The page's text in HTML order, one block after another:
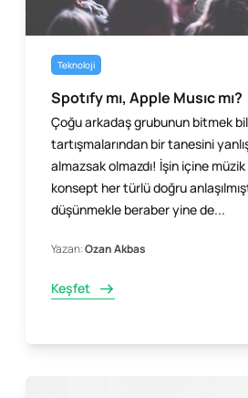
Teknoloji
Spotıfy mı, Apple Musıc mı?
Çoğu arkadaş grubunun bitmek
tartışmalarından bir tanesini
almazsak olmazdı! İşin içine
konsept her türlü doğru
düşünmekle beraber yine de...
Yazan:Ozan Akbas
Keşfet